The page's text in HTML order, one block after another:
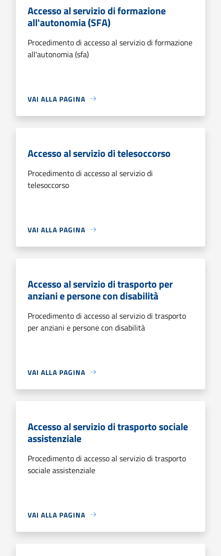
Accesso al servizio di formazione
all'autonomia (SFA)
Procedimento di accesso al servizio di formazione
all'autonomia (sfa)
VAI ALLA PAGINA
Accesso al servizio di telesoccorso
Procedimento di accesso al servizio di
telesoccorso
VAI ALLA PAGINA
Accesso al servizio di trasporto per
anziani e persone con disabilità
Procedimento di accesso al servizio di trasporto
per anziani e persone con disabilità
VAI ALLA PAGINA
Accesso al servizio di trasporto sociale
assistenziale
Procedimento di accesso al servizio di trasporto
sociale assistenziale
VAI ALLA PAGINA